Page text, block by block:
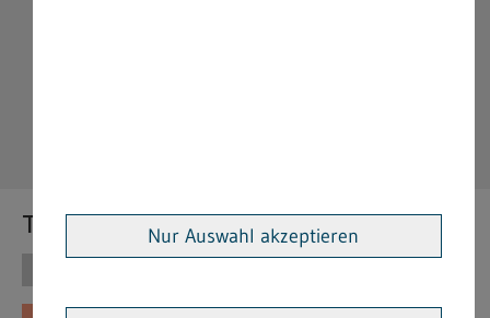
Nur Auswahl akzeptieren
Themen